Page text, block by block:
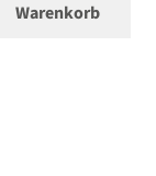
Warenkorb